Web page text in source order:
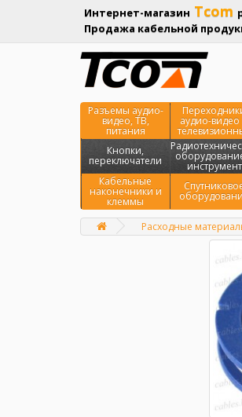
Интернет-магазин Tcom
Продажа кабельной
Разъемы аудио-
видео, ТВ,
питания
аудио-видео
Кнопки,
переключатели инструмент
Кабельные
наконечники и
клеммы
Главная
Расходные